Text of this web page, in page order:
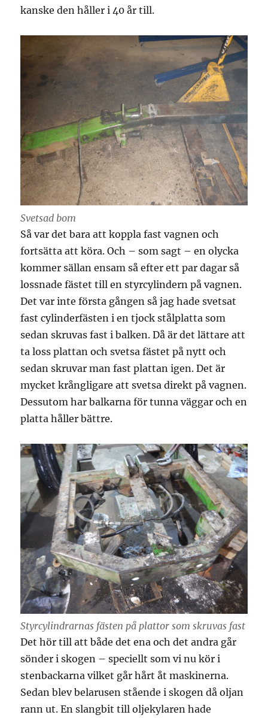
kanske den håller i 40 år till.
Svetsad bom
Så var det bara att koppla fast vagnen och
fortsätta att köra. Och – som sagt – en olycka
kommer sällan ensam så efter ett par dagar så
lossnade fästet till en styrcylindern på vagnen.
Det var inte första gången så jag hade svetsat
fast cylinderfästen i en tjock stålplatta som
sedan skruvas fast i balken. Då är det lättare att
ta loss plattan och svetsa fästet på nytt och
sedan skruvar man fast plattan igen. Det är
mycket krångligare att svetsa direkt på vagnen.
Dessutom har balkarna för tunna väggar och en
platta håller bättre.
Styrcylindrarnas fästen på plattor som skruvas fast
Det hör till att både det ena och det andra går
sönder i skogen – speciellt som vi nu kör i
stenbackarna vilket går hårt åt maskinerna.
Sedan blev belarusen stående i skogen då oljan
rann ut. En slangbit till oljekylaren hade